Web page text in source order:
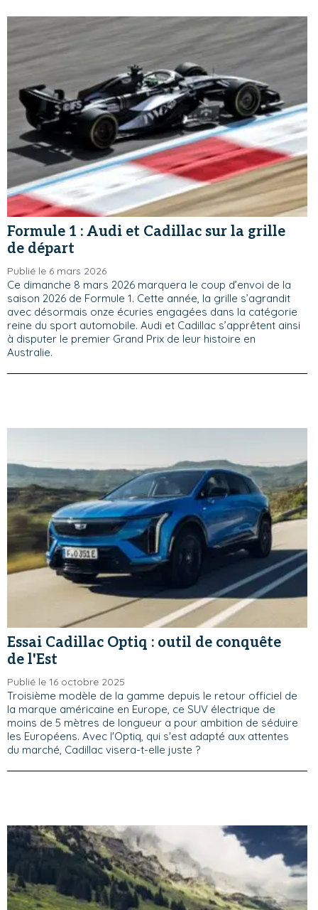
Formule 1 : Audi et Cadillac sur la grille
de départ
Publié le 6 mars 2026
Ce dimanche 8 mars 2026 marquera le coup d’envoi de la
saison 2026 de Formule 1. Cette année, la grille s’agrandit
avec désormais onze écuries engagées dans la catégorie
reine du sport automobile. Audi et Cadillac s’apprêtent ainsi
à disputer le premier Grand Prix de leur histoire en
Australie.
Essai Cadillac Optiq : outil de conquête
de l'Est
Publié le 16 octobre 2025
Troisième modèle de la gamme depuis le retour officiel de
la marque américaine en Europe, ce SUV électrique de
moins de 5 mètres de longueur a pour ambition de séduire
les Européens. Avec l'Optiq, qui s'est adapté aux attentes
du marché, Cadillac visera-t-elle juste ?